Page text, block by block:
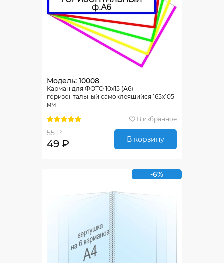
Модель: 10008
Карман для ФОТО 10х15 (А6)
горизонтальный самоклеящийся 165х105
мм
В избранное
55 ₽
49 ₽ В корзину
-6%